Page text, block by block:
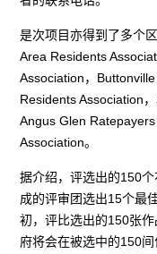
是次项目亦得到了多个
Area Residents
Association，
Residents Association
Angus Glen
Association。
据介绍，评选出的150
成的评审团选出15个最
初，评比选出的150张
府将会在被选中的150